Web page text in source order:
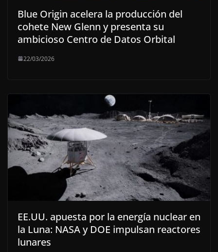
Blue Origin acelera la producción del
cohete New Glenn y presenta su
ambicioso Centro de Datos Orbital
22/03/2026
EE.UU. apuesta por la energía nuclear en
la Luna: NASA y DOE impulsan reactores
lunares